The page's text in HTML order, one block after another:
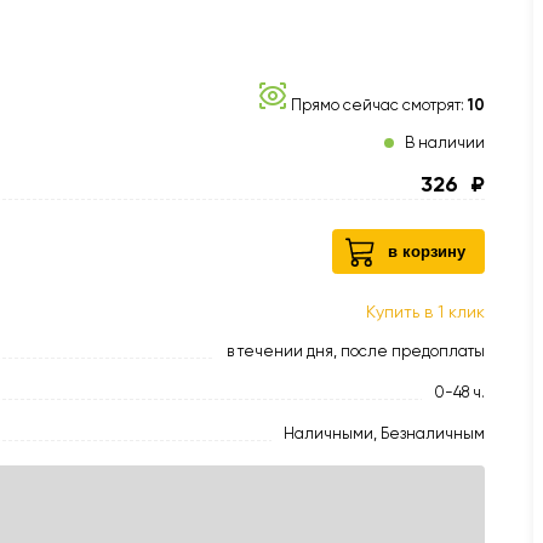
Прямо сейчас смотрят:10
В наличии
326 ₽
в корзину
Купить в 1 клик
в течении дня, после предоплаты
0-48 ч.
Наличными, Безналичным